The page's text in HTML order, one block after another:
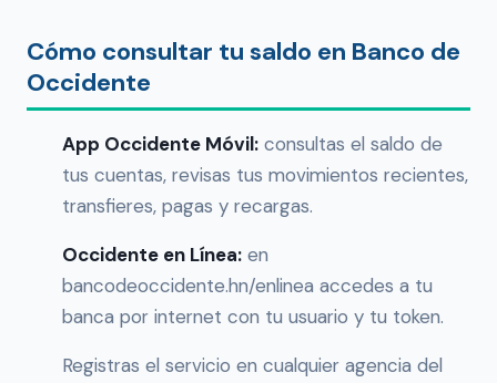
Cómo consultar tu saldo en Banco de
Occidente
App Occidente Móvil: consultas el saldo de
tus cuentas, revisas tus movimientos recientes,
transfieres, pagas y recargas.
Occidente en Línea: en
bancodeoccidente.hn/enlinea accedes a tu
banca por internet con tu usuario y tu token.
Registras el servicio en cualquier agencia del